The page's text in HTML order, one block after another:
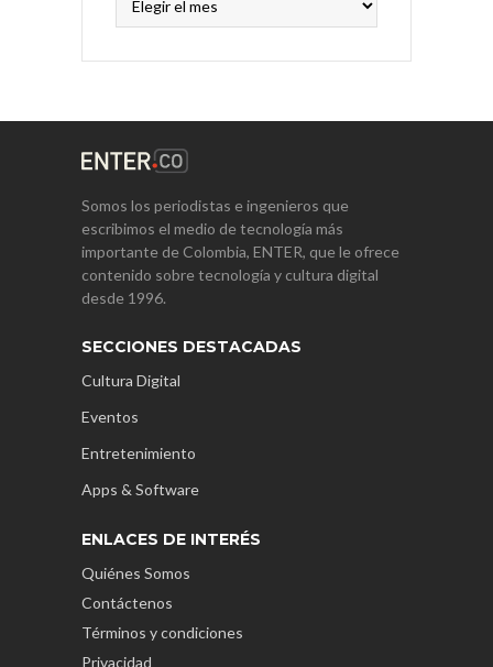
Somos los periodistas e ingenieros que
escribimos el medio de tecnología más
importante de Colombia, ENTER, que le ofrece
contenido sobre tecnología y cultura digital
desde 1996.
SECCIONES DESTACADAS
Cultura Digital
Eventos
Entretenimiento
Apps & Software
ENLACES DE INTERÉS
Quiénes Somos
Contáctenos
Términos y condiciones
Privacidad